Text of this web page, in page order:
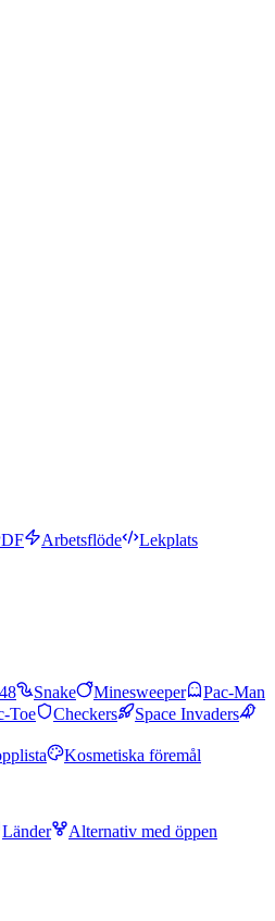
Arbetsflöde
Lekplats
Snake Minesweeper
Pac-Man
Toe Checkers
Space Invaders
Kosmetiska föremål
Länder
Alternativ med öppen